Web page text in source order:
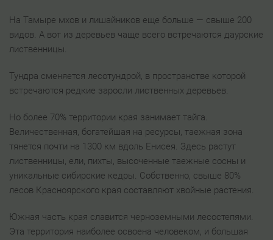
На Тамыре мхов и лишайников еще больше — свыше 200
видов. А вот из деревьев чаще всего встречаются даурские
лиственницы.
Тундра сменяется лесотундрой, в пространстве которой
встречаются редкие заросли лиственных деревьев.
Но более 70% территории края занимает тайга.
Величественная, богатейшая на ресурсы, таежная зона
тянется почти на 1300 км вдоль Енисея. Здесь растут
лиственницы, ели, пихты, высоченные таежные сосны и
уникальные сибирские кедры. Собственно, свыше 80%
лесов Красноярского края составляют хвойные растения.
Южная часть края славится черноземными лесостепями.
Эта территория наиболее освоена человеком, и большая